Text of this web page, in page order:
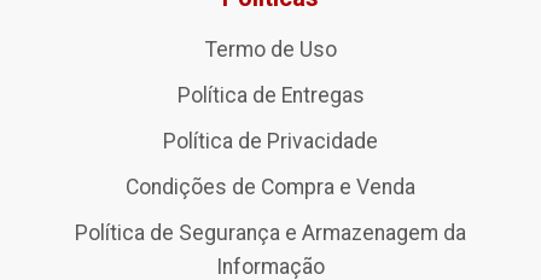
Termo de Uso
Política de Entregas
Política de Privacidade
Condições de Compra e Venda
Política de Segurança e Armazenagem da
Informação